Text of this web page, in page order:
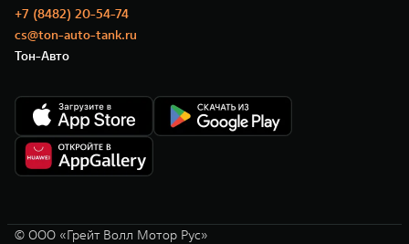
+7 (8482) 20-54-74
cs@ton-auto-tank.ru
Тон-Авто
© ООО «Грейт Волл Мотор Рус»